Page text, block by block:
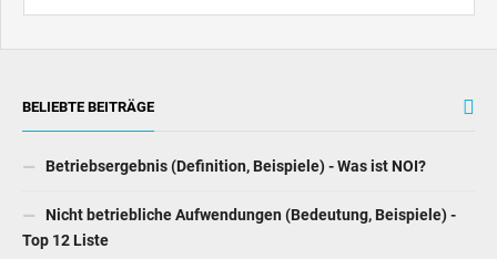
BELIEBTE BEITRÄGE
Betriebsergebnis (Definition, Beispiele) - Was ist NOI?
Nicht betriebliche Aufwendungen (Bedeutung, Beispiele) -
Top 12 Liste